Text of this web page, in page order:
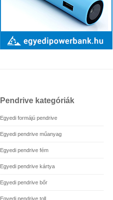
Pendrive kategóriák
Egyedi formájú pendrive
Egyedi pendrive műanyag
Egyedi pendrive fém
Egyedi pendrive kártya
Egyedi pendrive bőr
Egyedi pendrive toll